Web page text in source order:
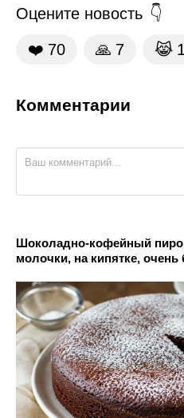
Оцените новость
❤️ 70 🙏 7 😹 1
Комментарии
Шоколадно-кофейный
молочки, на кипятке,